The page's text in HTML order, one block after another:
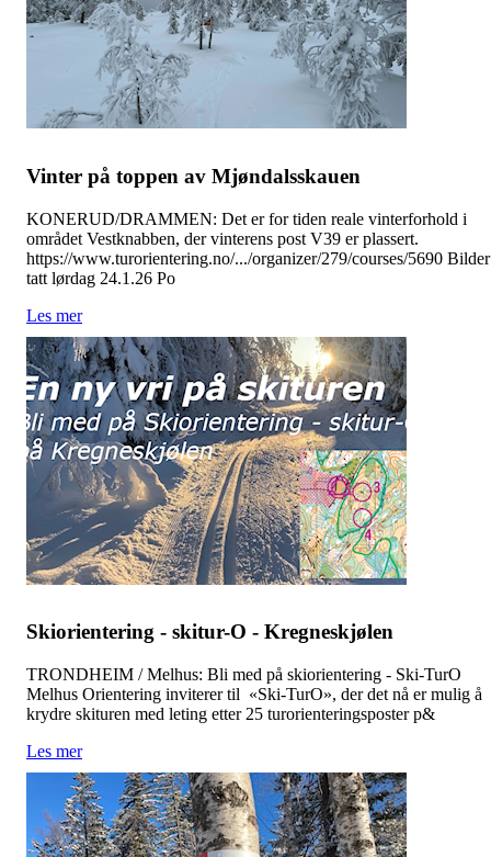
Vinter på toppen av Mjøndalsskauen
KONERUD/DRAMMEN: Det er for tiden reale vinterforhold i
området Vestknabben, der vinterens post V39 er plassert.
https://www.turorientering.no/.../organizer/279/courses/5690 Bilder
tatt lørdag 24.1.26 Po
Les mer
Skiorientering - skitur-O - Kregneskjølen
TRONDHEIM / Melhus: Bli med på skiorientering - Ski-TurO
Melhus Orientering inviterer til «Ski-TurO», der det nå er mulig å
krydre skituren med leting etter 25 turorienteringsposter p&
Les mer